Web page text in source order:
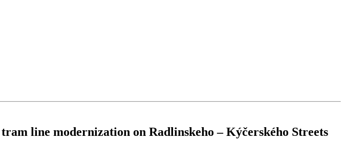
line modernization on Radlinskeho – Kýčerského Streets